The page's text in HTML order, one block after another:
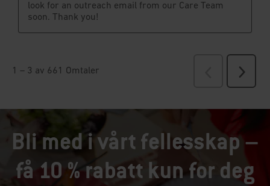
Bli med i vårt fellesskap –
få 10 % rabatt kun for deg